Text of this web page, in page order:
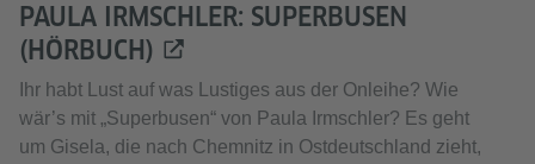
PAULA IRMSCHLER: SUPERBUSEN
(HÖRBUCH)
Ihr habt Lust auf was Lustiges aus der Onleihe? Wie
wär’s mit „Superbusen“ von Paula Irmschler? Es geht
um Gisela, die nach Chemnitz in Ostdeutschland zieht,